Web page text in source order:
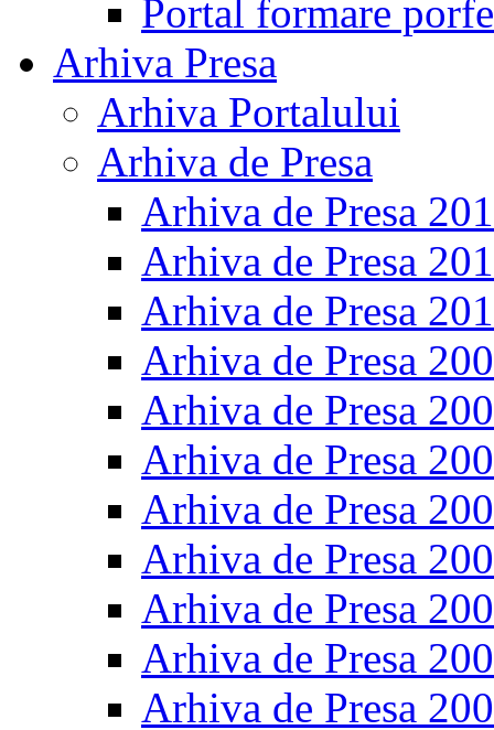
Portal formare
Arhiva Presa
Arhiva Portalului
Arhiva de Presa
Arhiva de Presa
Arhiva de Presa
Arhiva de Presa
Arhiva de Presa
Arhiva de Presa
Arhiva de Presa
Arhiva de Presa
Arhiva de Presa
Arhiva de Presa
Arhiva de Presa
Arhiva de Presa